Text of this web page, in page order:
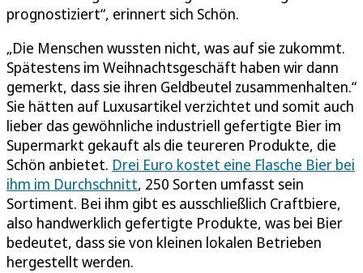
prognostiziert“, erinnert sich Schön.
„Die Menschen wussten nicht, was auf sie zukommt.
Spätestens im Weihnachtsgeschäft haben wir dann
gemerkt, dass sie ihren Geldbeutel zusammenhalten.“
Sie hätten auf Luxusartikel verzichtet und somit auch
lieber das gewöhnliche industriell gefertigte Bier im
Supermarkt gekauft als die teureren Produkte, die
Schön anbietet. Drei Euro kostet eine Flasche Bier bei
ihm im Durchschnitt, 250 Sorten umfasst sein
Sortiment. Bei ihm gibt es ausschließlich Craftbiere,
also handwerklich gefertigte Produkte, was bei Bier
bedeutet, dass sie von kleinen lokalen Betrieben
hergestellt werden.